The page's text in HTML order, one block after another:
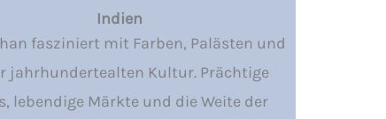
Indien
fasziniert mit Farben, Palästen und
jahrhundertealten Kultur. Prächtige
lebendige Märkte und die Weite der